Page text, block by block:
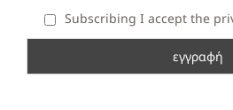
Subscribing I accept the